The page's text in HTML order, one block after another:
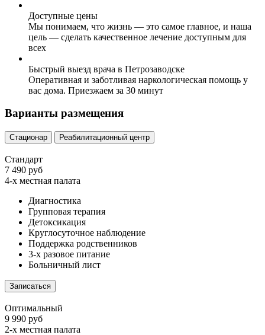
Доступные цены
Мы понимаем, что жизнь — это самое главное, и наша
цель — сделать качественное лечение доступным для
всех
Быстрый выезд врача в Петрозаводске
Оперативная и заботливая наркологическая помощь у
вас дома. Приезжаем за 30 минут
Варианты размещения
Стационар Реабилитационный центр
Стандарт
7 490 руб
4-х местная палата
Диагностика
Групповая терапия
Детоксикация
Круглосуточное наблюдение
Поддержка родственников
3-х разовое питание
Больничный лист
Записаться
Оптимальный
9 990 руб
2-х местная палата